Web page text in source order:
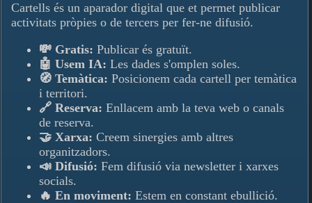
Cartells és un aparador digital que et permet publicar
activitats pròpies o de tercers per fer-ne difusió.
💸 Gratis: Publicar és gratuït.
🤖 Usem IA: Les dades s'omplen soles.
🧭 Temàtica: Posicionem cada cartell per temàtica
i territori.
🔗 Reserva: Enllacem amb la teva web o canals
de reserva.
🤝 Xarxa: Creem sinergies amb altres
organitzadors.
📣 Difusió: Fem difusió via newsletter i xarxes
socials.
🔥 En moviment: Estem en constant ebullició.